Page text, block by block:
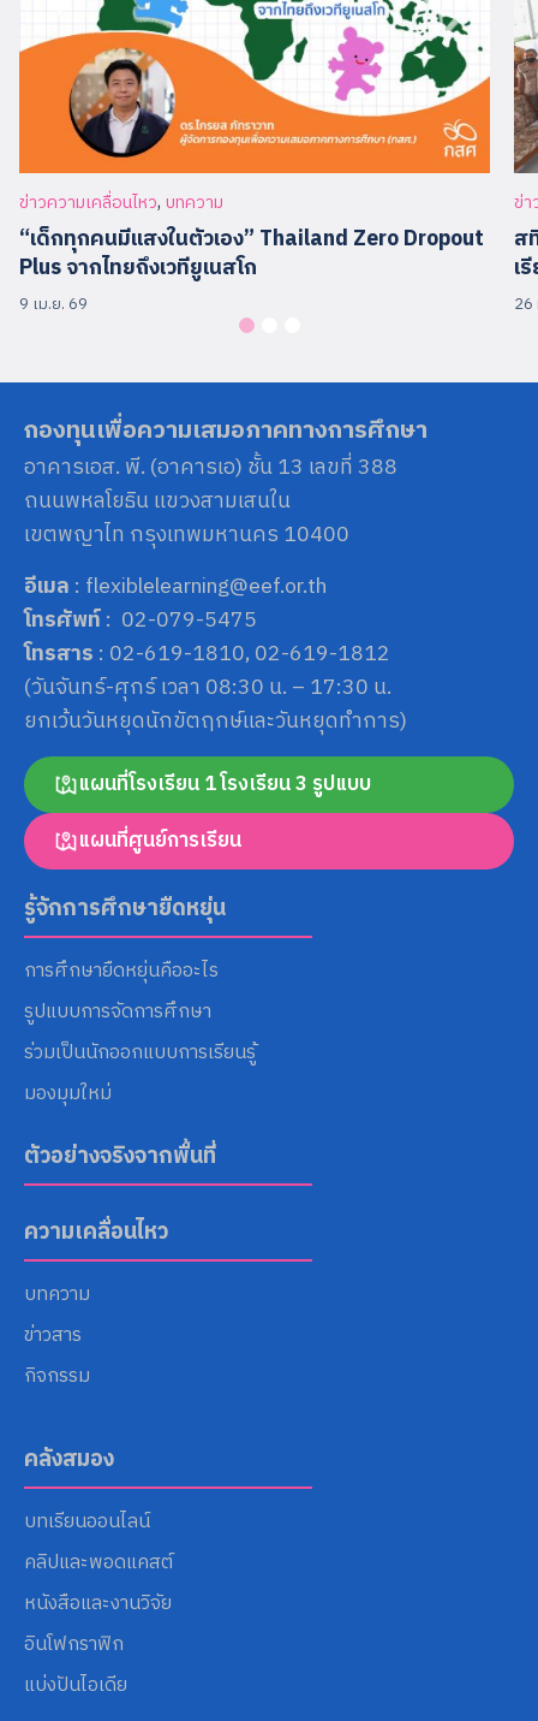
ข่าวความเคลื่อนไหว, บทความ
“เด็กทุกคนมีแสงในตัวเอง” Thailand Zero Dropout
Plus จากไทยถึงเวทียูเนสโก
9 เม.ย. 69
ข่า
ส
เ
26
กองทุนเพื่อความเสมอภาคทางการศึกษา
อาคารเอส. พี. (อาคารเอ) ชั้น 13 เลขที่ 388
ถนนพหลโยธิน แขวงสามเสนใน
เขตพญาไท กรุงเทพมหานคร 10400
อีเมล : flexiblelearning@eef.or.th
โทรศัพท์: 02-079-5475
โทรสาร : 02-619-1810, 02-619-1812
(วันจันทร์-ศุกร์ เวลา 08:30 น. – 17:30 น.
ยกเว้นวันหยุดนักขัตฤกษ์และวันหยุดทำการ)
แผนที่โรงเรียน 1 โรงเรียน 3 รูปแบบ
แผนที่ศูนย์การเรียน
รู้จักการศึกษายืดหยุ่น
การศึกษายืดหยุ่นคืออะไร
รูปแบบการจัดการศึกษา
ร่วมเป็นนักออกแบบการเรียนรู้
มองมุมใหม่
ตัวอย่างจริงจากพื้นที่
ความเคลื่อนไหว
บทความ
ข่าวสาร
กิจกรรม
คลังสมอง
บทเรียนออนไลน์
คลิปและพอดแคสต์
หนังสือและงานวิจัย
อินโฟกราฟิก
แบ่งปันไอเดีย